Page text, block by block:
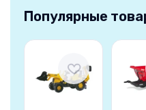
Популярные